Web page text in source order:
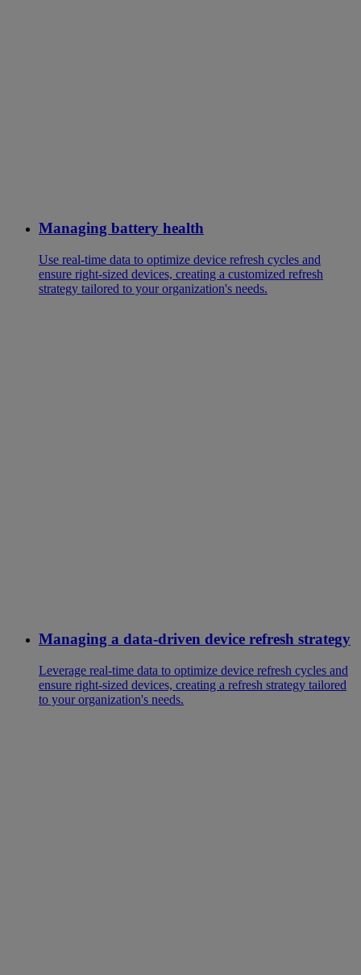
Managing battery health
Use real-time data to optimize device refresh cycles and
ensure right-sized devices, creating a customized refresh
strategy tailored to your organization's needs.
Managing a data-driven device refresh strategy
Leverage real-time data to optimize device refresh cycles and
ensure right-sized devices, creating a refresh strategy tailored
to your organization's needs.